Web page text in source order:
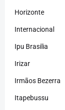
Horizonte
Internacional
Ipu Brasilia
Irizar
Irmãos Bezerra
Itapebussu